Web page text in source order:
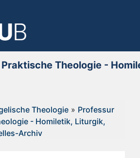
Theologie -
Theologie» Professur
- Homiletik, Liturgik,
Archiv